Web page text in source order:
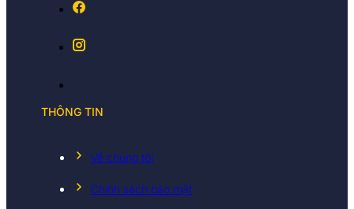
THÔNG TIN
Về chúng tôi
Chính sách bảo mật